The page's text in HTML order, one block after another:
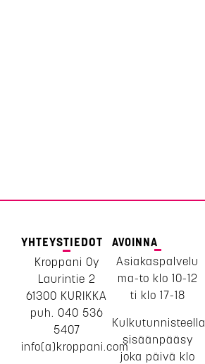
YHTEYSTIEDOT
Kroppani Oy
Laurintie 2
61300 KURIKKA
puh. 040 536
5407
info(a)kroppani.com
AVOINNA
Asiakaspalvelu
ma-to klo 10-12
ti klo 17-18
Kulkutunnisteella
sisäänpääsy
joka päivä klo